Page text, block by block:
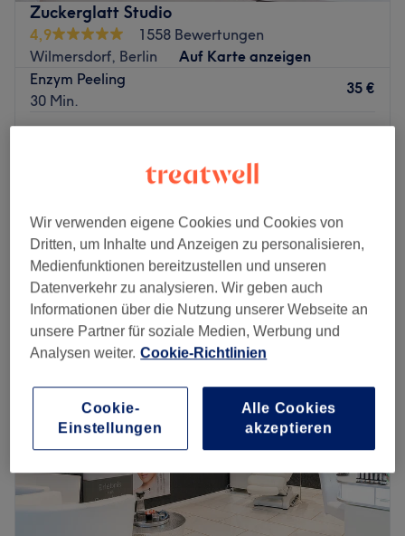
Zuckerglatt Studio
4,9
1558 Bewertungen
Wilmersdorf, Berlin
Auf Karte anzeigen
Enzym Peeling
30 Min.
35 €
Körperbehandlung - Body Wrapping Kalt
T-Shock Bondage Einwicklung (Body-
1 Std. 30 Min. - 7 Std. 30 Min.
Schnellansicht Saloninfos
Montag 09:00–19:00
Dienstag
09:00– 19:00
Mittwoch
Freitag
09:00–19:00
Samstag
09:00–19:00
Sonntag
Geschlossen
Macht Schluss mit überschüssigen Härchen und lästigem
Rasieren – die neue Variante der Haarentfernung heißt
Sugaring! Im Salon Zuckerglatt, der Beauty-Oase in
Wir verwenden eigene Cookies und Cookies von
Dritten, um Inhalte und Anzeigen zu personalisieren,
Medienfunktionen bereitzustellen und unseren
Datenverkehr zu analysieren. Wir geben auch
Informationen über die Nutzung unserer Webseite an
unsere Partner für soziale Medien, Werbung und
Analysen weiter. Cookie-Richtlinien
Cookie-
Einstellungen
Alle Cookies
akzeptieren